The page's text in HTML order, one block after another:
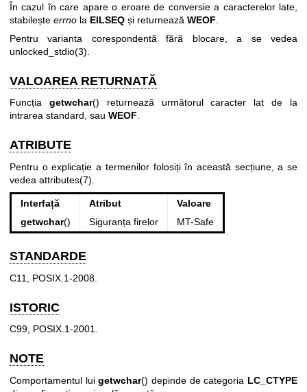
În cazul în care apare o eroare de conversie a caracterelor late,
stabilește errno la EILSEQ și returnează WEOF
Pentru varianta corespondentă fără blocare, a se vedea
unlocked_stdio(3)
VALOAREA RETURNATĂ
Funcția getwchar() returnează următorul caracter lat de la
intrarea standard, sau WEOF.
ATRIBUTE
Pentru o explicație a termenilor folosiți în această secțiune, a se
vedea attributes(7)
Interfață Atribut
Valoare
getwchar() Siguranța firelor MT-Safe
STANDARDE
C11, POSIX.1-2008.
ISTORIC
C99, POSIX.1-2001.
NOTE
Comportamentul luigetwchar() depinde de categoria LC_CTYPE